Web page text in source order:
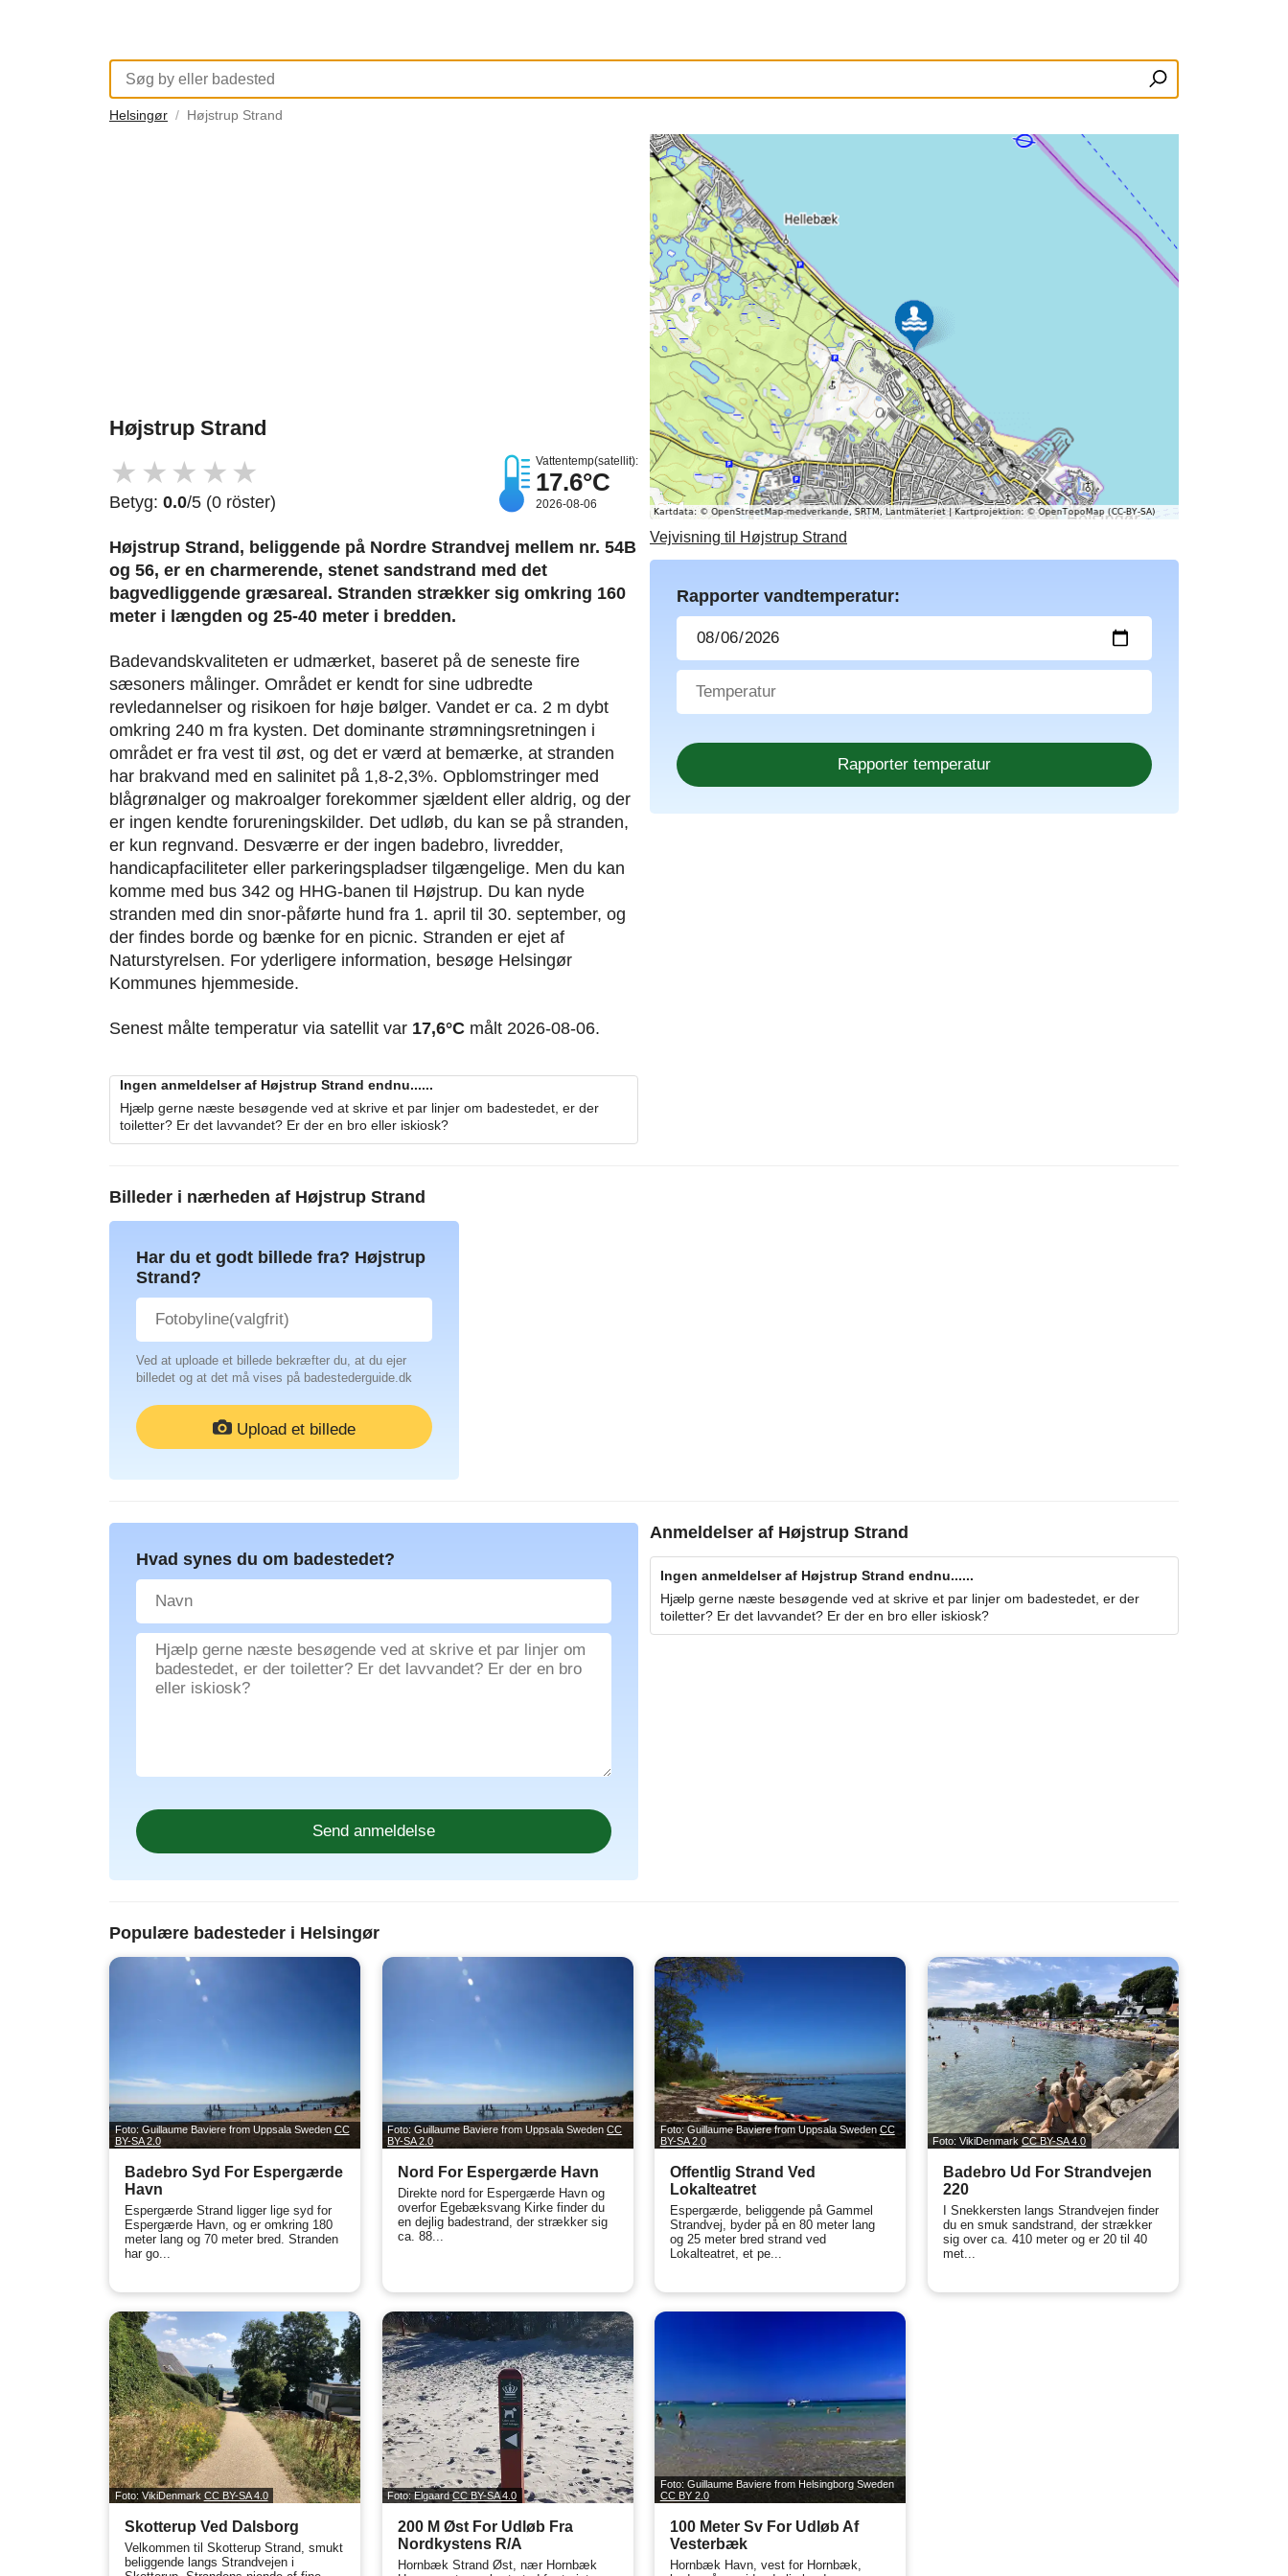
Helsingør Højstrup Strand
Højstrup Strand
★ ★ ★ ★ ★
Betyg: 0.0/5 (0 röster)
Vattentemp(satellit):
17.6°C
2026-08-06
Højstrup Strand, beliggende på Nordre Strandvej mellem nr. 54B
og 56, er en charmerende, stenet sandstrand med det
bagvedliggende græsareal. Stranden strækker sig omkring 160
meter i længden og 25-40 meter i bredden.
Badevandskvaliteten er udmærket, baseret på de seneste fire
sæsoners målinger. Området er kendt for sine udbredte
revledannelser og risikoen for høje bølger. Vandet er ca. 2 m dybt
omkring 240 m fra kysten. Det dominante strømningsretningen i
området er fra vest til øst, og det er værd at bemærke, at stranden
har brakvand med en salinitet på 1,8-2,3%. Opblomstringer med
blågrønalger og makroalger forekommer sjældent eller aldrig, og der
er ingen kendte forureningskilder. Det udløb, du kan se på stranden,
er kun regnvand. Desværre er der ingen badebro, livredder,
handicapfaciliteter eller parkeringspladser tilgængelige. Men du kan
komme med bus 342 og HHG-banen til Højstrup. Du kan nyde
stranden med din snor-påførte hund fra 1. april til 30. september, og
der findes borde og bænke for en picnic. Stranden er ejet af
Naturstyrelsen. For yderligere information, besøge Helsingør
Kommunes hjemmeside.
Senest målte temperatur via satellit var 17,6°C målt 2026-08-06.
Ingen anmeldelser af Højstrup Strand endnu......
Hjælp gerne næste besøgende ved at skrive et par linjer om badestedet, er der
toiletter? Er det lavvandet? Er der en bro eller iskiosk?
Vejvisning til Højstrup Strand
Rapporter vandtemperatur:
Billeder i nærheden af Højstrup Strand
Har du et godt billede fra? Højstrup
Strand?
Ved at uploade et billede bekræfter du, at du ejer
billedet og at det må vises på badestederguide.dk
Upload et billede
Anmeldelser af Højstrup Strand
Ingen anmeldelser af Højstrup Strand endnu......
Hjælp gerne næste besøgende ved at skrive et par linjer om badestedet, er der
toiletter? Er det lavvandet? Er der en bro eller iskiosk?
Hvad synes du om badestedet?
Populære badesteder i Helsingør
Foto: Guillaume Baviere from Uppsala Sweden CC
BY-SA 2.0
Badebro Syd For Espergærde
Havn
Espergærde Strand ligger lige syd for
Espergærde Havn, og er omkring 180
meter lang og 70 meter bred. Stranden
har go...
Foto: Guillaume Baviere from Uppsala SwedenCC
BY-SA 2.0
Nord For Espergærde Havn
Direkte nord for Espergærde Havn og
overfor Egebæksvang Kirke finder du
en dejlig badestrand, der strækker sig
ca. 88...
Foto: Guillaume Baviere from Uppsala Sweden CC
BY-SA 2.0
Offentlig Strand Ved
Lokalteatret
Espergærde, beliggende på Gammel
Strandvej, byder på en 80 meter lang
og 25 meter bred strand ved
Lokalteatret, et pe...
Foto: VikiDenmarkCC BY-SA 4.0
Badebro Ud For Strandvejen
220
I Snekkersten langs Strandvejen finder
du en smuk sandstrand, der strækker
sig over ca. 410 meter og er 20 til 40
met...
Foto: VikiDenmark CC BY-SA 4.0
Skotterup Ved Dalsborg
Velkommen til Skotterup Strand, smukt
beliggende langs Strandvejen i
Foto: ElgaardCC BY-SA 4.0
200 M Øst For Udløb Fra
Nordkystens R/A
Hornbæk Strand Øst, nær Hornbæk
Foto: Guillaume Baviere from Helsingborg Sweden
CC BY 2.0
100 Meter Sv For Udløb Af
Vesterbæk
Hornbæk Havn, vest for Hornbæk,